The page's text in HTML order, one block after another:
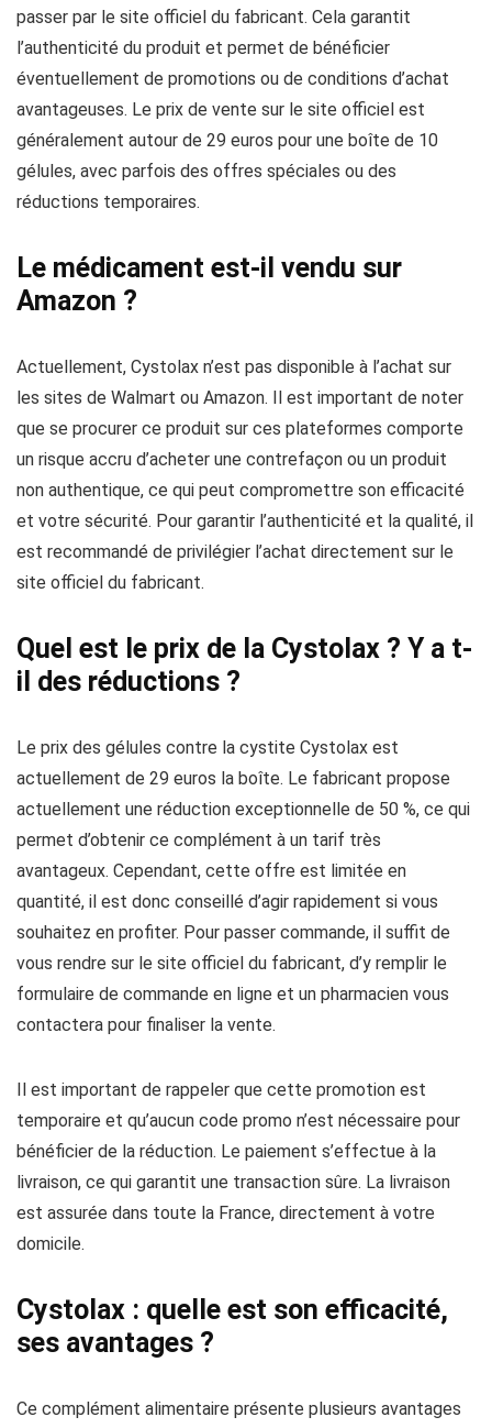
passer par le site officiel du fabricant. Cela garantit
l’authenticité du produit et permet de bénéficier
éventuellement de promotions ou de conditions d’achat
avantageuses. Le prix de vente sur le site officiel est
généralement autour de 29 euros pour une boîte de 10
gélules, avec parfois des offres spéciales ou des
réductions temporaires.
Le médicament est-il vendu sur
Amazon ?
Actuellement, Cystolax n’est pas disponible à l’achat sur
les sites de Walmart ou Amazon. Il est important de noter
que se procurer ce produit sur ces plateformes comporte
un risque accru d’acheter une contrefaçon ou un produit
non authentique, ce qui peut compromettre son efficacité
et votre sécurité. Pour garantir l’authenticité et la qualité, il
est recommandé de privilégier l’achat directement sur le
site officiel du fabricant.
Quel est le prix de la Cystolax ? Y a t-
il des réductions ?
Le prix des gélules contre la cystite Cystolax est
actuellement de 29 euros la boîte. Le fabricant propose
actuellement une réduction exceptionnelle de 50 %, ce qui
permet d’obtenir ce complément à un tarif très
avantageux. Cependant, cette offre est limitée en
quantité, il est donc conseillé d’agir rapidement si vous
souhaitez en profiter. Pour passer commande, il suffit de
vous rendre sur le site officiel du fabricant, d’y remplir le
formulaire de commande en ligne et un pharmacien vous
contactera pour finaliser la vente.
Il est important de rappeler que cette promotion est
temporaire et qu’aucun code promo n’est nécessaire pour
bénéficier de la réduction. Le paiement s’effectue à la
livraison, ce qui garantit une transaction sûre. La livraison
est assurée dans toute la France, directement à votre
domicile.
Cystolax : quelle est son efficacité,
ses avantages ?
Ce complément alimentaire présente plusieurs avantages